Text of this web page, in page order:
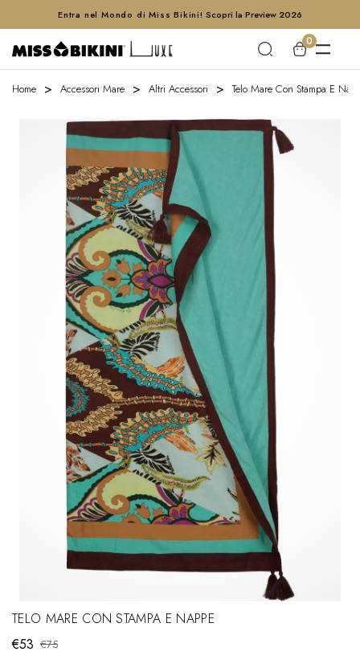
Entra nel Mondo di Miss Bikini! Scopri la Preview 2026
0
Home Accessori Mare Altri Accessori Telo Mare Con Stampa E
TELO MARE CON STAMPA E NAPPE
€53 €75